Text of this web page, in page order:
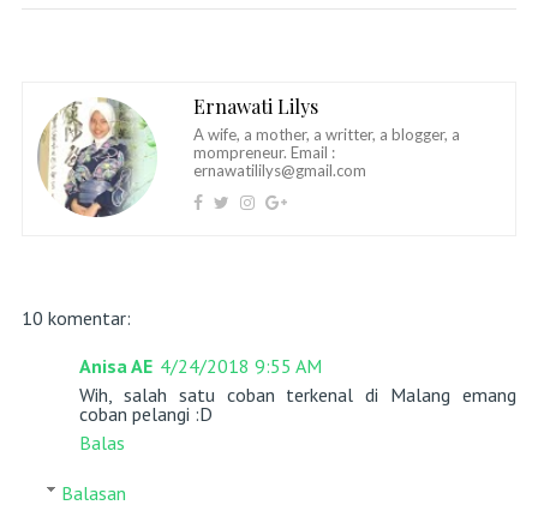
Ernawati Lilys
A wife, a mother, a writter, a blogger, a
mompreneur. Email :
ernawatililys@gmail.com
10 komentar:
Anisa AE 4/24/2018 9:55 AM
Wih, salah satu coban terkenal di Malang emang
coban pelangi :D
Balas
Balasan